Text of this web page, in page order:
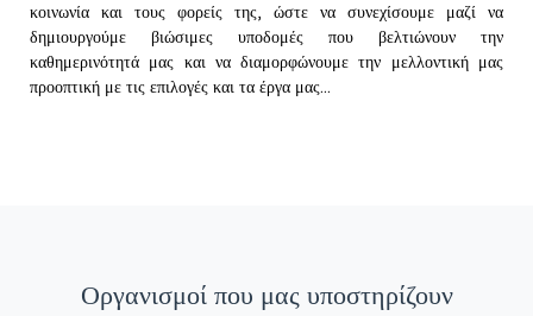
κοινωνία και τους φορείς της, ώστε να συνεχίσουμε μαζί να
δημιουργούμε βιώσιμες υποδομές που βελτιώνουν την
καθημερινότητά μας και να διαμορφώνουμε την μελλοντική μας
προοπτική με τις επιλογές και τα έργα μας...
Οργανισμοί που μας υποστηρίζουν